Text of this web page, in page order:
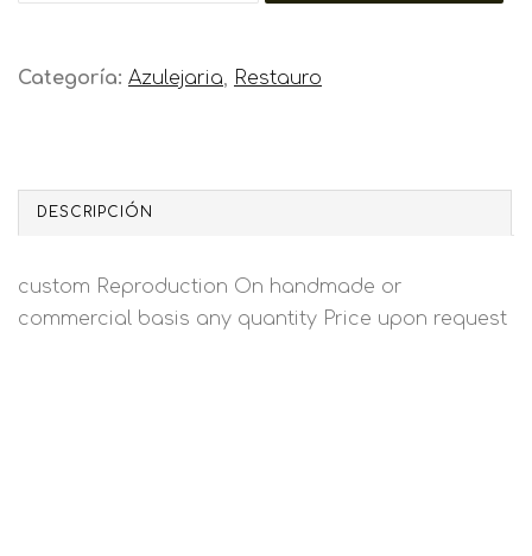
Categoría: Azulejaria Restauro
DESCRIPCIÓN
custom Reproduction On handmade or
commercial basis any quantity Price upon request